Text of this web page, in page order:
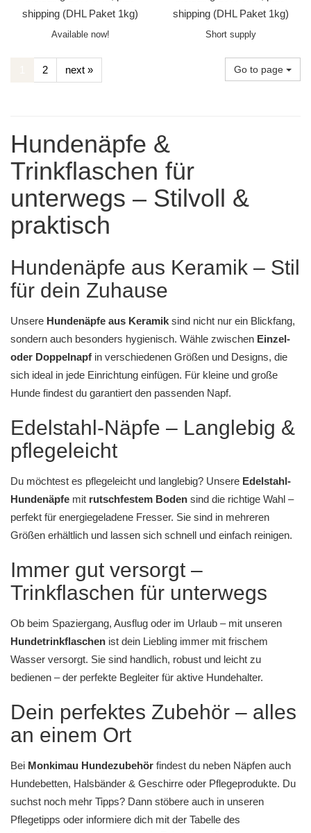
shipping (DHL Paket 1kg)
Available now!
shipping (DHL Paket 1kg)
Short supply
2 next » Go to page
Hundenäpfe &
Trinkflaschen für
unterwegs – Stilvoll &
praktisch
Hundenäpfe aus Keramik – Stil
für dein Zuhause
Unsere Hundenäpfe aus Keramik sind nicht nur ein Blickfang,
sondern auch besonders hygienisch. Wähle zwischen Einzel-
oder Doppelnapf in verschiedenen Größen und Designs, die
sich ideal in jede Einrichtung einfügen. Für kleine und große
Hunde findest du garantiert den passenden Napf.
Edelstahl-Näpfe – Langlebig &
pflegeleicht
Du möchtest es pflegeleicht und langlebig? Unsere Edelstahl-
Hundenäpfe mit rutschfestem Boden sind die richtige Wahl –
perfekt für energiegeladene Fresser. Sie sind in mehreren
Größen erhältlich und lassen sich schnell und einfach reinigen.
Immer gut versorgt –
Trinkflaschen für unterwegs
Ob beim Spaziergang, Ausflug oder im Urlaub – mit unseren
Hundetrinkflaschen ist dein Liebling immer mit frischem
Wasser versorgt. Sie sind handlich, robust und leicht zu
bedienen – der perfekte Begleiter für aktive Hundehalter.
Dein perfektes Zubehör – alles
an einem Ort
Bei Monkimau Hundezubehör findest du neben Näpfen auch
Hundebetten, Halsbänder & Geschirre oder Pflegeprodukte. Du
suchst noch mehr Tipps? Dann stöbere auch in unseren
Pflegetipps oder informiere dich mit der Tabelle des